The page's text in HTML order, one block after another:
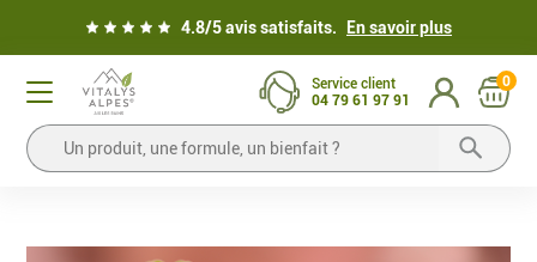
4.8/5 avis satisfaits. En savoir plus
Service client
04 79 61 97 91
0